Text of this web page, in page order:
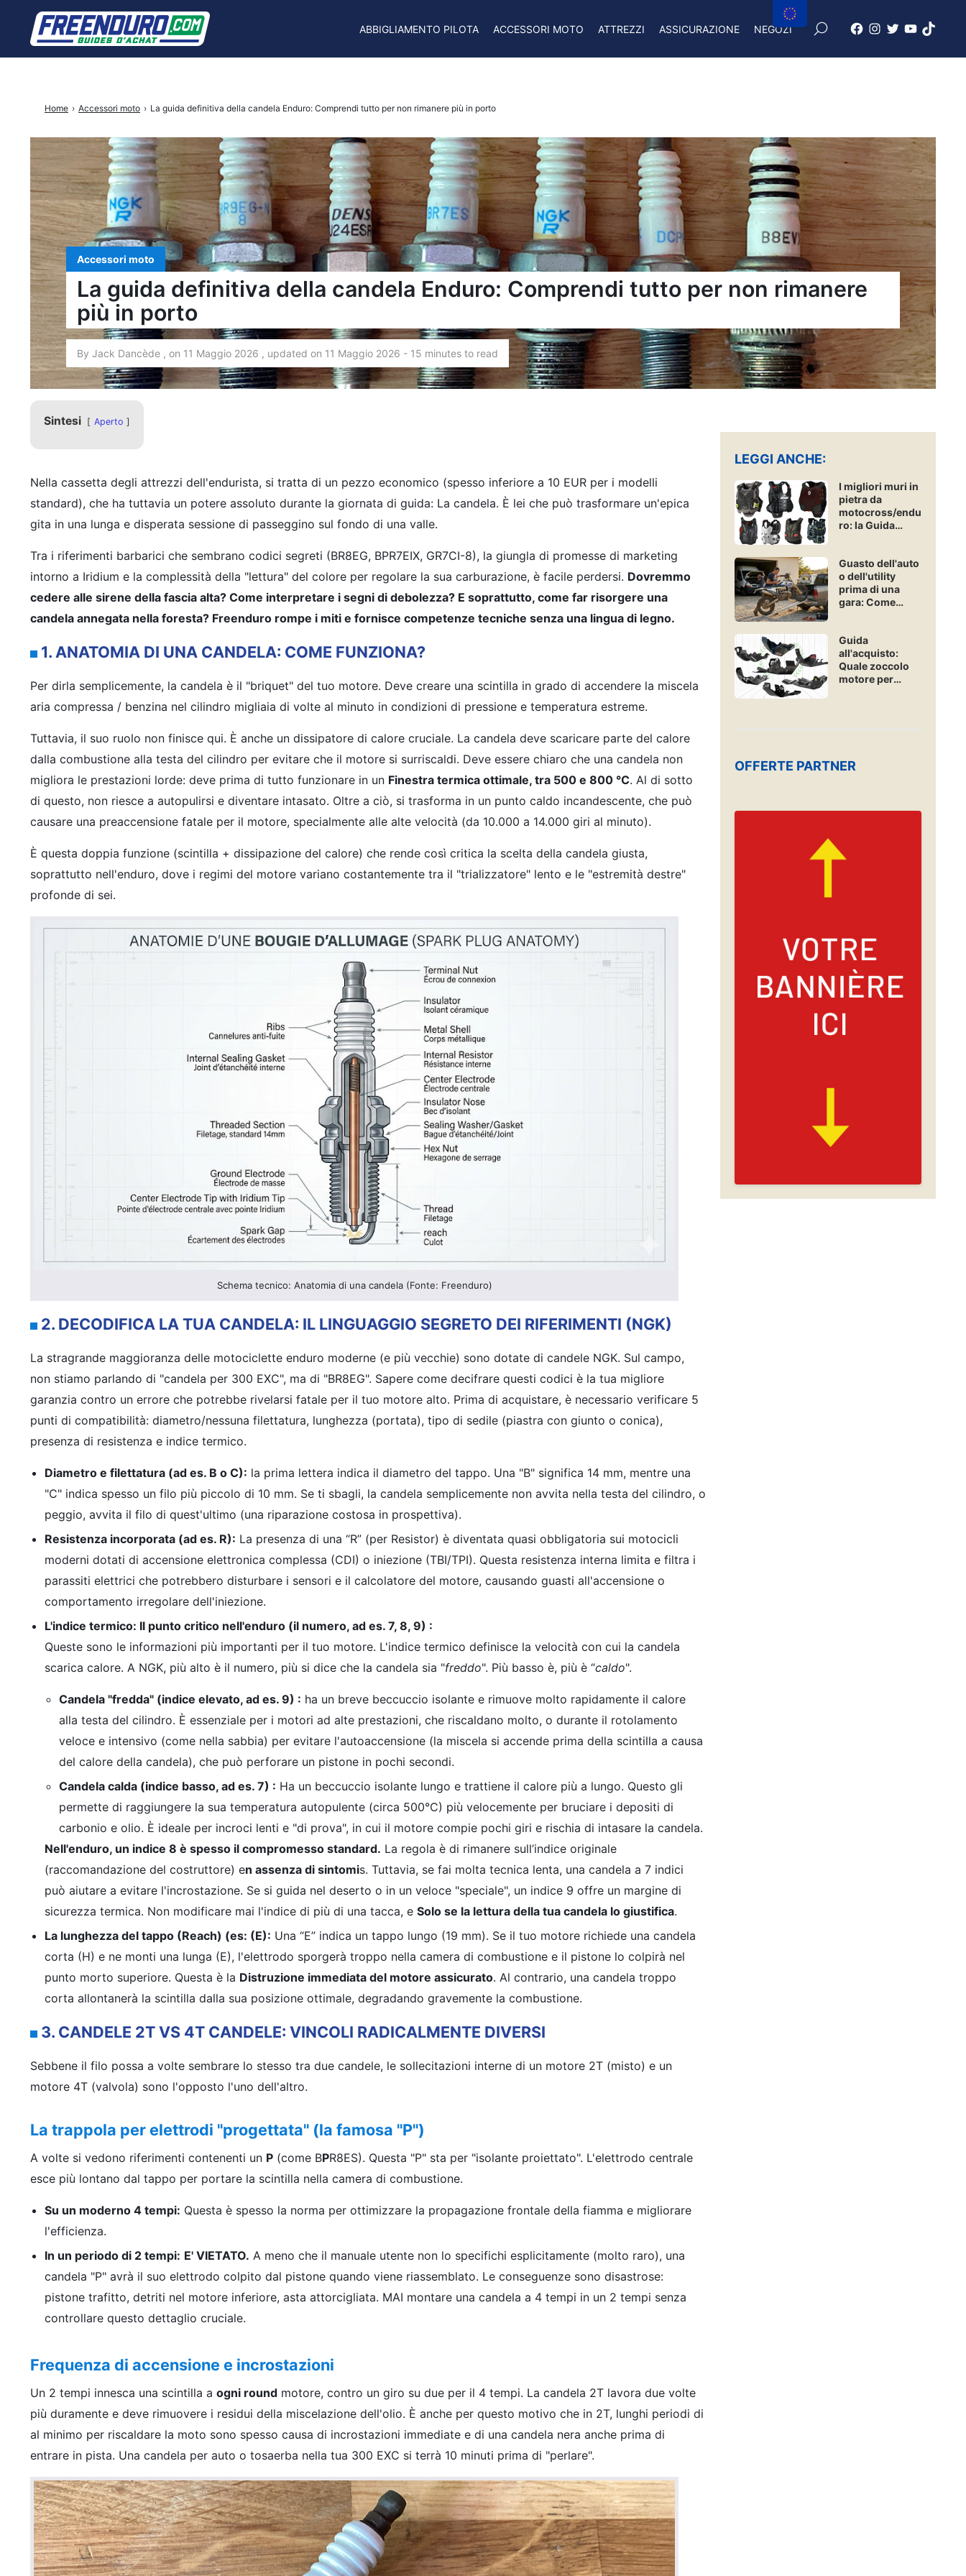
Accessori moto
La guida definitiva della candela Enduro: Comprendi tutto per non rimanere
più in porto
By Jack Dancède , on 11 Maggio 2026 , updated on 11 Maggio 2026 - 15 minutes to read
Home › Accessori moto › La guida definitiva della candela Enduro: Comprendi tutto per non rimanere più in porto
Sintesi Aperto
Nella cassetta degli attrezzi dell'endurista, si tratta di un pezzo economico (spesso inferiore a 10 EUR per i modelli
standard), che ha tuttavia un potere assoluto durante la giornata di guida: La candela. È lei che può trasformare un'epica
gita in una lunga e disperata sessione di passeggino sul fondo di una valle.
Tra i riferimenti barbarici che sembrano codici segreti (BR8EG, BPR7EIX, GR7CI-8), la giungla di promesse di marketing
intorno a Iridium e la complessità della "lettura" del colore per regolare la sua carburazione, è facile perdersi. Dovremmo
cedere alle sirene della fascia alta? Come interpretare i segni di debolezza? E soprattutto, come far risorgere una
candela annegata nella foresta? Freenduro rompe i miti e fornisce competenze tecniche senza una lingua di legno.
1. ANATOMIA DI UNA CANDELA: COME FUNZIONA?
Per dirla semplicemente, la candela è il "briquet" del tuo motore. Deve creare una scintilla in grado di accendere la miscela
aria compressa / benzina nel cilindro migliaia di volte al minuto in condizioni di pressione e temperatura estreme.
Tuttavia, il suo ruolo non finisce qui. È anche un dissipatore di calore cruciale. La candela deve scaricare parte del calore
dalla combustione alla testa del cilindro per evitare che il motore si surriscaldi. Deve essere chiaro che una candela non
migliora le prestazioni lorde: deve prima di tutto funzionare in un Finestra termica ottimale, tra 500 e 800 °C. Al di sotto
di questo, non riesce a autopulirsi e diventare intasato. Oltre a ciò, si trasforma in un punto caldo incandescente, che può
causare una preaccensione fatale per il motore, specialmente alle alte velocità (da 10.000 a 14.000 giri al minuto).
È questa doppia funzione (scintilla + dissipazione del calore) che rende così critica la scelta della candela giusta,
soprattutto nell'enduro, dove i regimi del motore variano costantemente tra il "trializzatore" lento e le "estremità destre"
profonde di sei.
Schema tecnico: Anatomia di una candela (Fonte: Freenduro)
2. DECODIFICA LA TUA CANDELA: IL LINGUAGGIO SEGRETO DEI RIFERIMENTI (NGK)
La stragrande maggioranza delle motociclette enduro moderne (e più vecchie) sono dotate di candele NGK. Sul campo,
non stiamo parlando di "candela per 300 EXC", ma di "BR8EG". Sapere come decifrare questi codici è la tua migliore
garanzia contro un errore che potrebbe rivelarsi fatale per il tuo motore alto. Prima di acquistare, è necessario verificare 5
punti di compatibilità: diametro/nessuna filettatura, lunghezza (portata), tipo di sedile (piastra con giunto o conica),
presenza di resistenza e indice termico.
Diametro e filettatura (ad es. B o C): la prima lettera indica il diametro del tappo. Una "B" significa 14 mm, mentre una
"C" indica spesso un filo più piccolo di 10 mm. Se ti sbagli, la candela semplicemente non avvita nella testa del cilindro, o
peggio, avvita il filo di quest'ultimo (una riparazione costosa in prospettiva).
Resistenza incorporata (ad es. R): La presenza di una “R” (per Resistor) è diventata quasi obbligatoria sui motocicli
moderni dotati di accensione elettronica complessa (CDI) o iniezione (TBI/TPI). Questa resistenza interna limita e filtra i
parassiti elettrici che potrebbero disturbare i sensori e il calcolatore del motore, causando guasti all'accensione o
comportamento irregolare dell'iniezione.
L'indice termico: Il punto critico nell'enduro (il numero, ad es. 7, 8, 9) :
Queste sono le informazioni più importanti per il tuo motore. L'indice termico definisce la velocità con cui la candela
scarica calore. A NGK, più alto è il numero, più si dice che la candela sia "freddo". Più basso è, più è “caldo".
Candela "fredda" (indice elevato, ad es. 9) : ha un breve beccuccio isolante e rimuove molto rapidamente il calore
alla testa del cilindro. È essenziale per i motori ad alte prestazioni, che riscaldano molto, o durante il rotolamento
veloce e intensivo (come nella sabbia) per evitare l'autoaccensione (la miscela si accende prima della scintilla a causa
del calore della candela), che può perforare un pistone in pochi secondi.
Candela calda (indice basso, ad es. 7) : Ha un beccuccio isolante lungo e trattiene il calore più a lungo. Questo gli
permette di raggiungere la sua temperatura autopulente (circa 500°C) più velocemente per bruciare i depositi di
carbonio e olio. È ideale per incroci lenti e "di prova", in cui il motore compie pochi giri e rischia di intasare la candela.
Nell'enduro, un indice 8 è spesso il compromesso standard. La regola è di rimanere sull’indice originale
(raccomandazione del costruttore) en assenza di sintomis. Tuttavia, se fai molta tecnica lenta, una candela a 7 indici
può aiutare a evitare l'incrostazione. Se si guida nel deserto o in un veloce "speciale", un indice 9 offre un margine di
sicurezza termica. Non modificare mai l'indice di più di una tacca, e Solo se la lettura della tua candela lo giustifica.
La lunghezza del tappo (Reach) (es: (E): Una “E” indica un tappo lungo (19 mm). Se il tuo motore richiede una candela
corta (H) e ne monti una lunga (E), l'elettrodo sporgerà troppo nella camera di combustione e il pistone lo colpirà nel
punto morto superiore. Questa è la Distruzione immediata del motore assicurato. Al contrario, una candela troppo
corta allontanerà la scintilla dalla sua posizione ottimale, degradando gravemente la combustione.
3. CANDELE 2T VS 4T CANDELE: VINCOLI RADICALMENTE DIVERSI
Sebbene il filo possa a volte sembrare lo stesso tra due candele, le sollecitazioni interne di un motore 2T (misto) e un
motore 4T (valvola) sono l'opposto l'uno dell'altro.
La trappola per elettrodi "progettata" (la famosa "P")
A volte si vedono riferimenti contenenti un P (come BPR8ES). Questa "P" sta per "isolante proiettato". L'elettrodo centrale
esce più lontano dal tappo per portare la scintilla nella camera di combustione.
Su un moderno 4 tempi: Questa è spesso la norma per ottimizzare la propagazione frontale della fiamma e migliorare
l'efficienza.
In un periodo di 2 tempi: E' VIETATO. A meno che il manuale utente non lo specifichi esplicitamente (molto raro), una
candela "P" avrà il suo elettrodo colpito dal pistone quando viene riassemblato. Le conseguenze sono disastrose:
pistone trafitto, detriti nel motore inferiore, asta attorcigliata. MAI montare una candela a 4 tempi in un 2 tempi senza
controllare questo dettaglio cruciale.
Frequenza di accensione e incrostazioni
Un 2 tempi innesca una scintilla a ogni round motore, contro un giro su due per il 4 tempi. La candela 2T lavora due volte
più duramente e deve rimuovere i residui della miscelazione dell'olio. È anche per questo motivo che in 2T, lunghi periodi di
al minimo per riscaldare la moto sono spesso causa di incrostazioni immediate e di una candela nera anche prima di
entrare in pista. Una candela per auto o tosaerba nella tua 300 EXC si terrà 10 minuti prima di "perlare".
LEGGI ANCHE:
I migliori muri in
pietra da
motocross/endu
ro: la Guida
Guasto dell'auto
o dell'utility
prima di una
gara: Come
emergenza?
Guida
all'acquisto:
Quale zoccolo
motore per
OFFERTE PARTNER
ABBIGLIAMENTO PILOTA ACCESSORI MOTO ATTREZZI ASSICURAZIONE NEGOZI
Facebook
Freenduro
Instagram
Freenduro
X
Freenduro
Youtube
Freenduro
Tiktok
×